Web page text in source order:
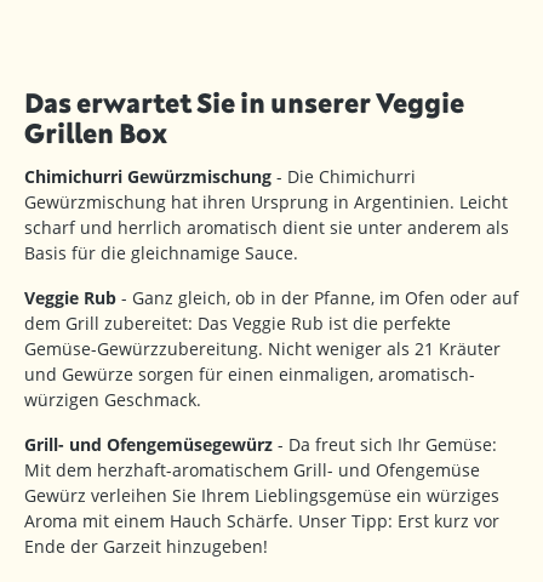
Das erwartet Sie in unsererVeggie
Grillen Box
Chimichurri Gewürzmischung - Die Chimichurri
Gewürzmischung hat ihren Ursprung in Argentinien. Leicht
scharf und herrlich aromatisch dient sie unter anderem als
Basis für die gleichnamige Sauce.
Veggie Rub - Ganz gleich, ob in der Pfanne, im Ofen oder auf
dem Grill zubereitet: Das Veggie Rub ist die perfekte
Gemüse-Gewürzzubereitung. Nicht weniger als 21 Kräuter
und Gewürze sorgen für einen einmaligen, aromatisch-
würzigen Geschmack.
Grill- und Ofengemüsegewürz - Da freut sich Ihr Gemüse:
Mit dem herzhaft-aromatischem Grill- und Ofengemüse
Gewürz verleihen Sie Ihrem Lieblingsgemüse ein würziges
Aroma mit einem Hauch Schärfe. Unser Tipp: Erst kurz vor
Ende der Garzeit hinzugeben!